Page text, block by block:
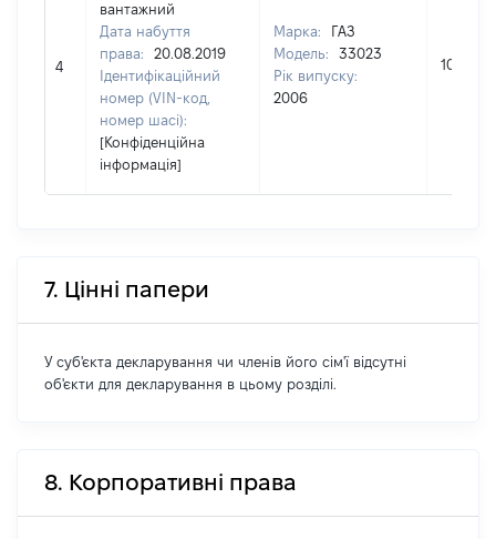
4
вантажний
Дата набуття
права:
20.08.2019
Ідентифікаційний
номер (VIN-код,
номер шасі):
[Конфіденційна
інформація]
Марка:
ГАЗ
Модель:
33023
Рік випуску:
2006
10000
7. Цінні папери
У суб'єкта декларування чи членів його сім'ї відсутні
об'єкти для декларування в цьому розділі.
8. Корпоративні права